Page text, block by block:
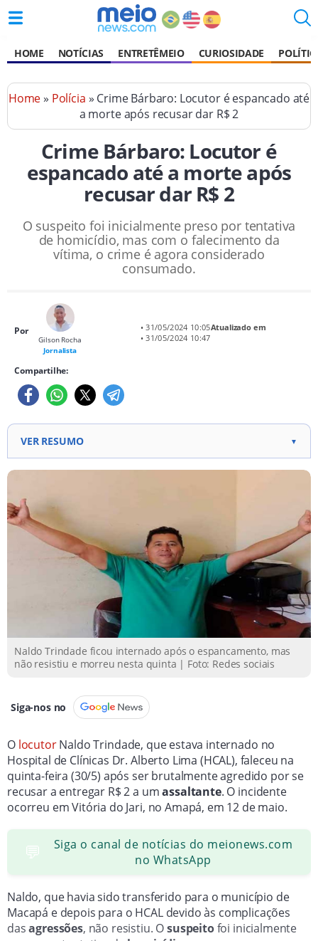
HOME NOTÍCIAS ENTRETÊMEIO CURIOSIDADE
Home» Polícia » Crime Bárbaro: Locutor é espancado até
a morte após recusar dar R$ 2
Crime Bárbaro: Locutor é
espancado até a morte após
recusar dar R$ 2
O suspeito foi inicialmente preso por tentativa
de homicídio, mas com o falecimento da
vítima, o crime é agora considerado
consumado.
Por
Gilson Rocha
Jornalista
• 31/05/2024 10:05Atualizado em
• 31/05/2024 10:47
Compartilhe:
VER RESUMO ▼
para Macapá e HCAL, Naldo não resistiu às
complicações das agressões. Suspeito foi preso
inicialmente por tentativa de homicídio. Crime foi
classificado como motivo fútil e com uso de meio
que impossibilitou a defesa da vítima. Suspeito foi
julgado e liberado mediante liberdade provisória.
Naldo Trindade ficou internado após o espancamento, mas
não resistiu e morreu nesta quinta | Foto: Redes sociais
Siga-nos no
O locutorNaldo Trindade, que estava internado no
Hospital de Clínicas Dr. Alberto Lima (HCAL), faleceu na
quinta-feira (30/5) após ser brutalmente agredido por se
recusar a entregar R$ 2 a umassaltante. O incidente
ocorreu em Vitória do Jari, no Amapá, em 12 de maio.
💬
Siga o canal de notícias do meionews.com
no WhatsApp
Naldo, que havia sido transferido para o município de
Macapá e depois para o HCAL devido às complicações
dasagressões, não resistiu. Osuspeitofoi inicialmente